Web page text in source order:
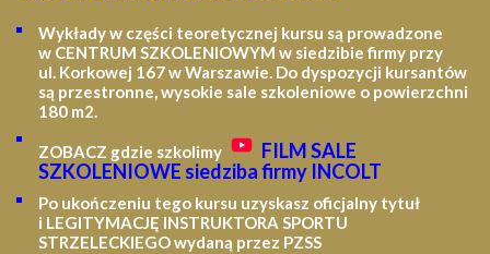
Wykłady w części teoretycznej kursu są prowadzone
w CENTRUM SZKOLENIOWYM w siedzibie firmy przy
ul. Korkowej 167 w Warszawie. Do dyspozycji kursantów
są przestronne, wysokie sale szkoleniowe o powierzchni
180 m2.
ZOBACZ gdzie szkolimy
FILM SALE
SZKOLENIOWE siedziba firmy INCOLT
Po ukończeniu tego kursu uzyskasz oficjalny tytuł
i LEGITYMACJĘ INSTRUKTORA SPORTU
STRZELECKIEGO wydaną przez PZSS